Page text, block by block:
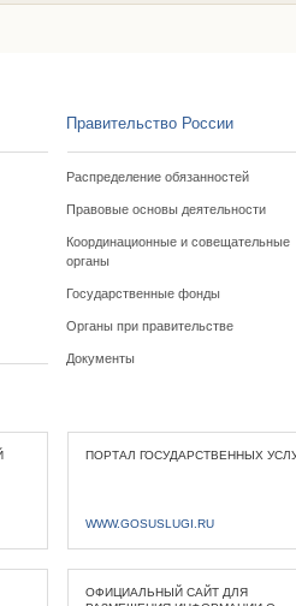
Правительство России
Распределение обязанностей
Правовые основы деятельности
Координационные и совещательные
органы
Государственные фонды
Органы при правительстве
Документы
ПОРТАЛ ГОСУДАРСТВЕННЫХ
WWW.GOSUSLUGI.RU
ОФИЦИАЛЬНЫЙ САЙТ ДЛЯ